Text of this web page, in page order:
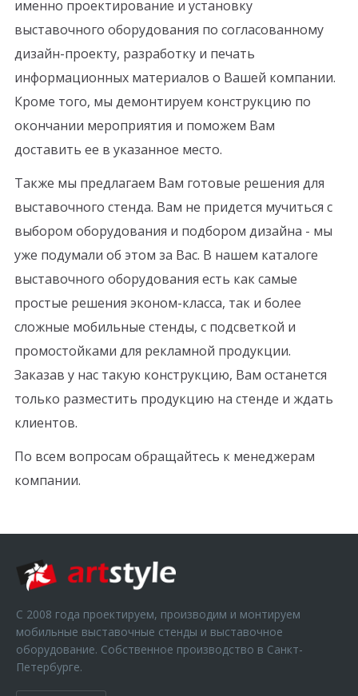
именно проектирование и установку
выставочного оборудования по согласованному
дизайн-проекту, разработку и печать
информационных материалов о Вашей компании.
Кроме того, мы демонтируем конструкцию по
окончании мероприятия и поможем Вам
доставить ее в указанное место.
Также мы предлагаем Вам готовые решения для
выставочного стенда. Вам не придется мучиться с
выбором оборудования и подбором дизайна - мы
уже подумали об этом за Вас. В нашем каталоге
выставочного оборудования есть как самые
простые решения эконом-класса, так и более
сложные мобильные стенды, с подсветкой и
промостойками для рекламной продукции.
Заказав у нас такую конструкцию, Вам останется
только разместить продукцию на стенде и ждать
клиентов.
По всем вопросам обращайтесь к менеджерам
компании.
С 2008 года проектируем, производим и монтируем
мобильные выставочные стенды и выставочное
оборудование. Собственное производство в Санкт-
Петербурге.